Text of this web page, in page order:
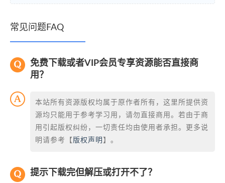
常见问题FAQ
免费下载或者VIP会员专享资源能否直接商
用？
本站所有资源版权均属于原作者所有，这里所提供资
源均只能用于参考学习用，请勿直接商用。若由于商
用引起版权纠纷，一切责任均由使用者承担。更多说
明请参考【 版权声明 】。
提示下载完但解压或打开不了？